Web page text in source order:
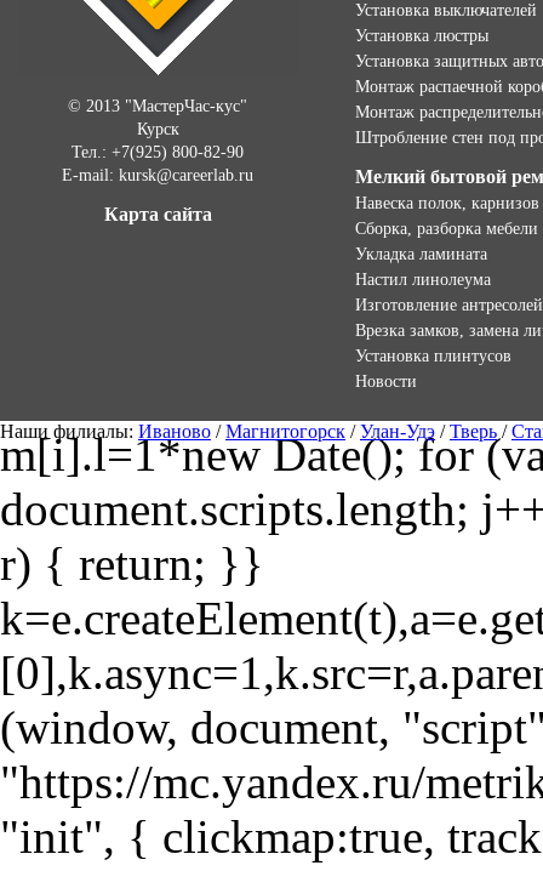
© 2013 "МастерЧас-кус"
Курск
Тел.: +7(925) 800-82-90
E-mail: kursk@careerlab.ru
Карта сайта
Установка выключателей
Установка люстры
Установка защитных
Монтаж распаечной
Монтаж
Штробление стен под
Мелкий бытовой
Навеска полок, карнизов
Сборка, разборка мебели
Укладка ламината
Настил линолеума
Изготовление антресолей
Врезка замков, замена
Установка плинтусов
Новости
Наши филиалы: Иваново /Магнитогорск /Улан-Удэ /Тверь /
m[i].l=1*new Date(); for
document.scripts.length;
r) { return; }}
(window, document,
"https://mc.yandex.ru/
"init", { clickmap:true,